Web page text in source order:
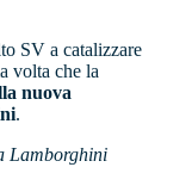
SV a catalizzare
volta che la
nuova
.
Lamborghini